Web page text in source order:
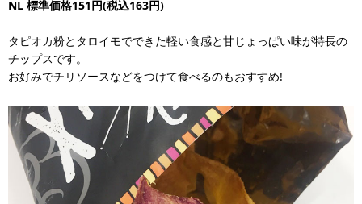
NL 標準価格151円(税込163円)
タピオカ粉とタロイモでできた軽い食感と甘じょっぱい味が特長の
チップスです。
お好みでチリソースなどをつけて食べるのもおすすめ!